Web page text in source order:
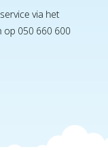
via het
op 050 660 600